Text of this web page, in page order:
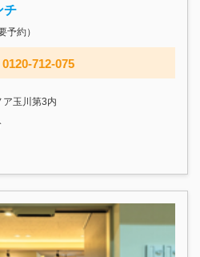
チ
予約）
712-075
玉川第3内